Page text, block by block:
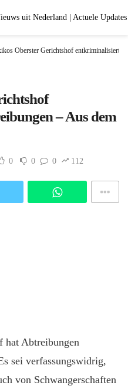
Oberster Gerichtshof entkriminalisiert
– Aus dem
0 0 0 112
hat Abtreibungen
sei verfassungswidrig,
von Schwangerschaften